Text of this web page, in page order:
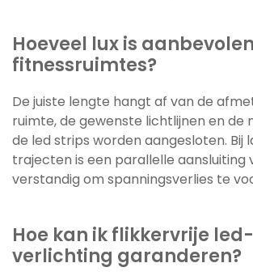
Hoeveel lux is
fitnessruimtes?
De juiste lengte hangt af van de
ruimte, de gewenste lichtlijnen en de
de led strips worden aangesloten. Bij
trajecten is een parallelle aansluiting
verstandig om spanningsverlies te
Hoe kan ik flikkervrije led-
verlichting garanderen?